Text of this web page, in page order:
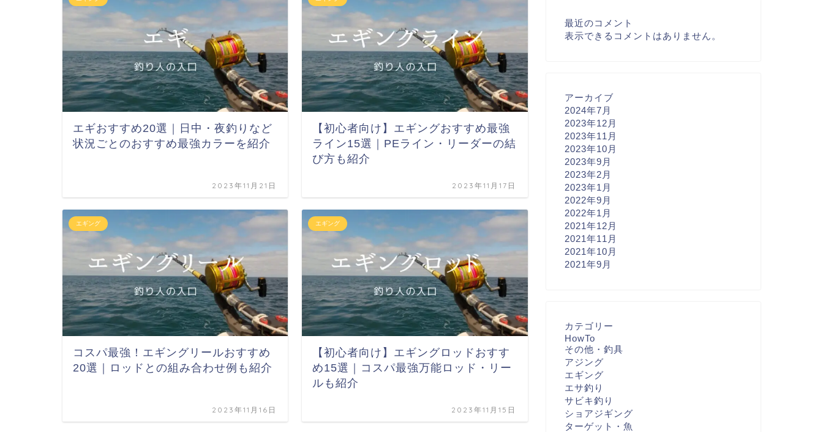
エギおすすめ20選｜日中・夜釣りなど
状況ごとのおすすめ最強カラーを紹介
2023年11月21日
【初心者向け】エギングおすすめ最強
ライン15選｜PEライン・リーダーの結
び方も紹介
2023年11月17日
エギング
コスパ最強！エギングリールおすすめ
20選｜ロッドとの組み合わせ例も紹介
2023年11月16日
エギング
【初心者向け】エギングロッドおすす
め15選｜コスパ最強万能ロッド・リー
ルも紹介
2023年11月15日
最近のコメント
表示できるコメントはありません。
アーカイブ
2024年7月
2023年12月
2023年11月
2023年10月
2023年9月
2023年2月
2023年1月
2022年9月
2022年1月
2021年12月
2021年11月
2021年10月
2021年9月
カテゴリー
HowTo
その他・釣具
アジング
エギング
エサ釣り
サビキ釣り
ショアジギング
ターゲット・魚